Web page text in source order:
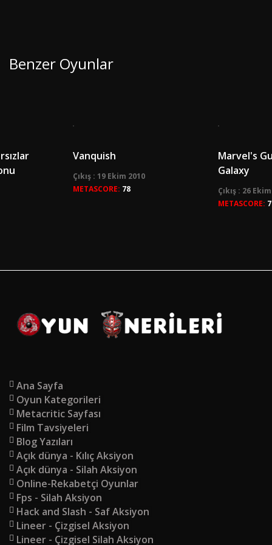
Benzer Oyunlar
Vanquish
Çıkış : 19 Ekim 2010
METASCORE: 78
Marvel's
Galaxy
Çıkış : 26
METASCORE:
Ana Sayfa
Oyun Kategorileri
Metacritic Sayfası
Film Tavsiyeleri
Blog Yazıları
Açık dünya - Kılıç Aksiyon
Açık dünya - Silah Aksiyon
Online-Rekabetçi Oyunlar
Fps - Silah Aksiyon
Hack and Slash - Saf Aksiyon
Lineer - Çizgisel Aksiyon
Lineer - Çizgisel Silah Aksiyon